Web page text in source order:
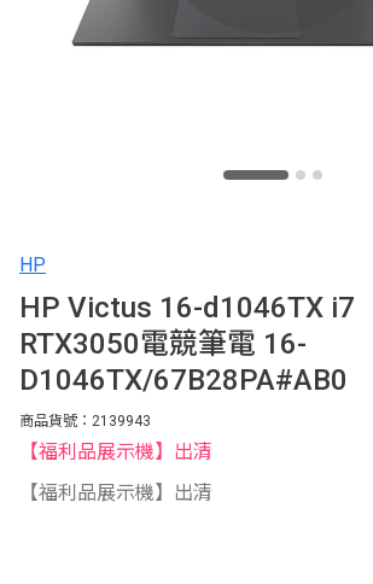
HP
HP Victus 16-d1046TX i7
RTX3050電競筆電 16-
D1046TX/67B28PA#AB0
商品貨號：2139943
【福利品展示機】出清
【福利品展示機】出清